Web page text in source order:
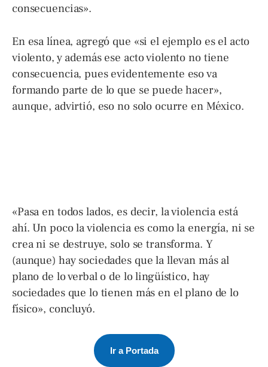
consecuencias».
En esa línea, agregó que «si el ejemplo es el acto
violento, y además ese acto violento no tiene
consecuencia, pues evidentemente eso va
formando parte de lo que se puede hacer»,
aunque, advirtió, eso no solo ocurre en México.
«Pasa en todos lados, es decir, la violencia está
ahí. Un poco la violencia es como la energía, ni se
crea ni se destruye, solo se transforma. Y
(aunque) hay sociedades que la llevan más al
plano de lo verbal o de lo lingüístico, hay
sociedades que lo tienen más en el plano de lo
físico», concluyó.
Ir a Portada